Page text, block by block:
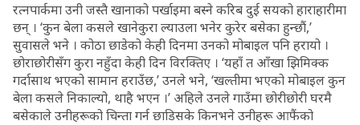
रत्नपार्कमा उनी जस्तै खानाको पर्खाइमा बस्ने करिब दुई सयको हाराहारीमा
छन् । ‘कुन बेला कसले खानेकुरा ल्याउला भनेर कुरेर बसेका हुन्छौं,’
सुवासले भने । कोठा छाडेको केही दिनमा उनको मोबाइल पनि हरायो ।
छोराछोरीसँग कुरा नहुँदा केही दिन विरक्तिए । ‘यहाँ त आँखा झिमिक्क
गर्दासाथ भएको सामान हराउँछ,’ उनले भने, ‘खल्तीमा भएको मोबाइल कुन
बेला कसले निकाल्यो, थाहै भएन ।’ अहिले उनले गाउँमा छोरीछोरी घरमै
बसेकाले उनीहरूको चिन्ता गर्न छाडिसके किनभने उनीहरू आफैंको